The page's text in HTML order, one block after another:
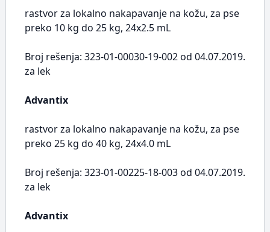
rastvor za lokalno nakapavanje na kožu, za pse
preko 10 kg do 25 kg, 24x2.5 mL
Broj rešenja: 323-01-00030-19-002 od 04.07.2019.
za lek
Advantix
rastvor za lokalno nakapavanje na kožu, za pse
preko 25 kg do 40 kg, 24x4.0 mL
Broj rešenja: 323-01-00225-18-003 od 04.07.2019.
za lek
Advantix